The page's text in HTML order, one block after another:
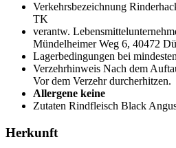
Verkehrsbezeichnung
TK
verantw.
Mündelheimer Weg 6, 40472
Lagerbedingungen bei
Verzehrhinweis Nach dem
Vor dem Verzehr durcherhitzen.
Allergene keine
Zutaten Rindfleisch Black
Herkunft